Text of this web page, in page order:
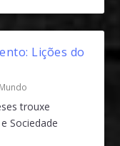
Lições do
trouxe
Sociedade